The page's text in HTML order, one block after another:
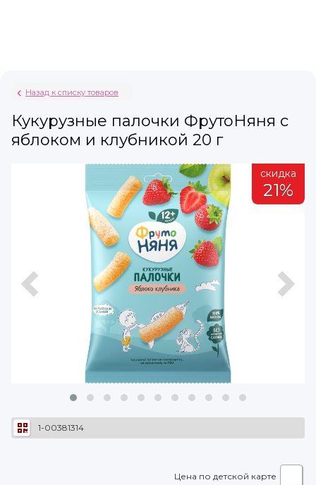
Назад к списку товаров
Кукурузные палочки ФрутоНяня с
яблоком и клубникой 20 г
скидка
21%
1-00381314
Цена по детской карте